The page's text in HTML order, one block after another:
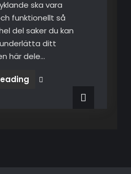
ska vara
funktionellt så
del saker du kan
ditt
här dele…
Tillbehör